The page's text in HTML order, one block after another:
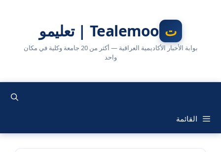
Tealemoo | تعليمو
بوابة الأخبار الأكاديمية العراقية — أكثر من 20 جامعة وكلية في مكان
واحد
القائمة